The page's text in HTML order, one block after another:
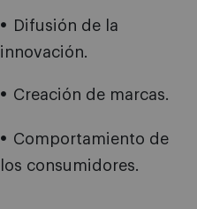
Difusión de la
innovación.
Creación de marcas.
Comportamiento de
los consumidores.